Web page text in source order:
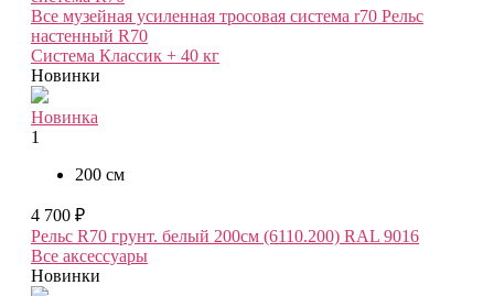
Все музейная усиленная тросовая система r70 Рельс
настенный R70
Система Классик + 40 кг
Новинки
Новинка
1
200 см
4 700 ₽
Рельс R70 грунт. белый 200см (6110.200) RAL 9016
Все аксессуары
Новинки